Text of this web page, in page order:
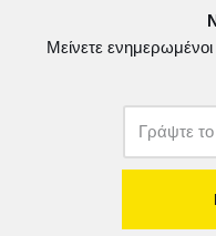
k
ε
Μείνετε ενημερωμένοι